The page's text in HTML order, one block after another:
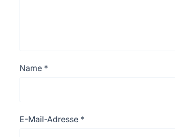
Name *
E-Mail-Adresse *